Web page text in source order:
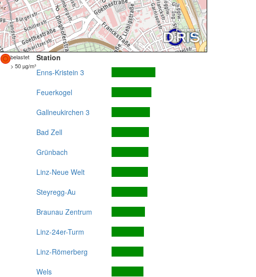
belastet
> 50 µg/m³
Station
Enns-Kristein 3
Feuerkogel
Gallneukirchen 3
Bad Zell
Grünbach
Linz-Neue Welt
Steyregg-Au
Braunau Zentrum
Linz-24er-Turm
Linz-Römerberg
Wels